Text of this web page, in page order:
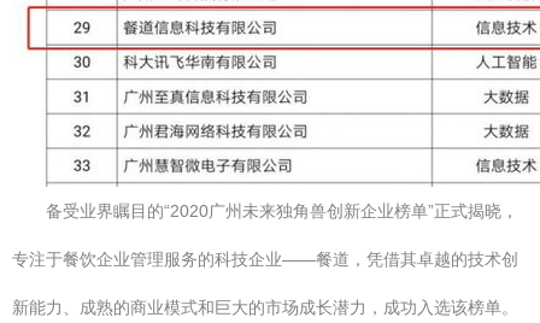
备受业界瞩目的“2020广州未来独角兽创新企业榜单”正式揭晓，
专注于餐饮企业管理服务的科技企业——餐道，凭借其卓越的技术创
新能力、成熟的商业模式和巨大的市场成长潜力，成功入选该榜单。